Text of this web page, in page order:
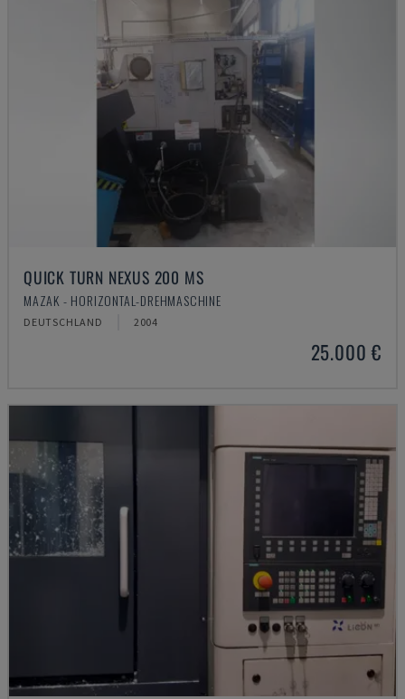
QUICK TURN NEXUS 200 MS
MAZAK - HORIZONTAL-DREHMASCHINE
DEUTSCHLAND 2004
25.000 €